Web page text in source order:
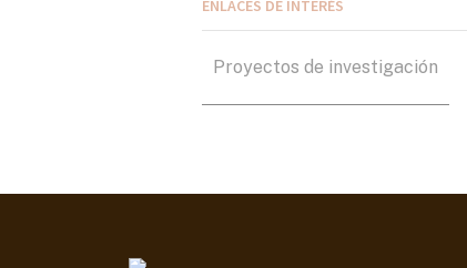
ENLACES DE INTERÉS
Proyectos de investigación